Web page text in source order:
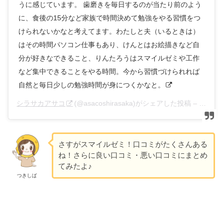
うに感じています。 歯磨きを毎日するのが当たり前のよう
に、食後の15分など家族で時間決めて勉強をやる習慣をつ
けられないかなと考えてます。わたしと夫（いるときは）
はその時間パソコン仕事もあり、けんとはお絵描きなど自
分が好きなできること、りんたろうはスマイルゼミや工作
など集中できることをやる時間。今から習慣づけられれば
自然と毎日少しの勉強時間が身につくかなと。
シラサカアサコ (@asacoshirasaka)がシェアした投稿 – 2019
つきしば
さすがスマイルゼミ！口コミがたくさんある
ね！さらに良い口コミ・悪い口コミにまとめ
てみたよ♪